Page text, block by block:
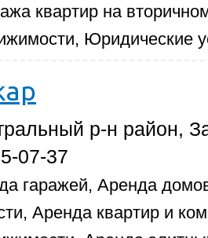
квартир на
Юридические
р-н район,
07-37
гаражей, Аренда
Аренда квартир и